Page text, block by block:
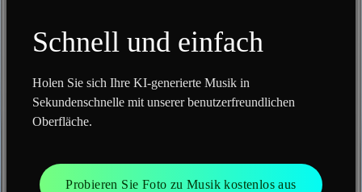
Schnell und einfach
Holen Sie sich Ihre KI-generierte Musik in
Sekundenschnelle mit unserer benutzerfreundlichen
Oberfläche.
Probieren Sie Foto zu Musik kostenlos aus